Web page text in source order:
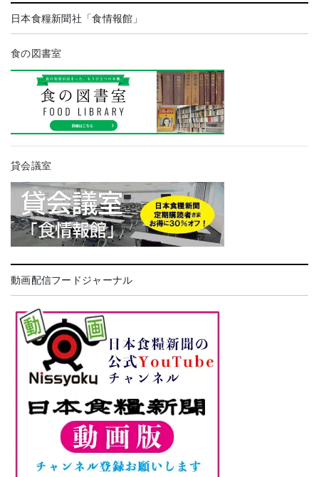
日本食糧新聞社「食情報館」
食の図書室
貸会議室
動画配信フードジャーナル